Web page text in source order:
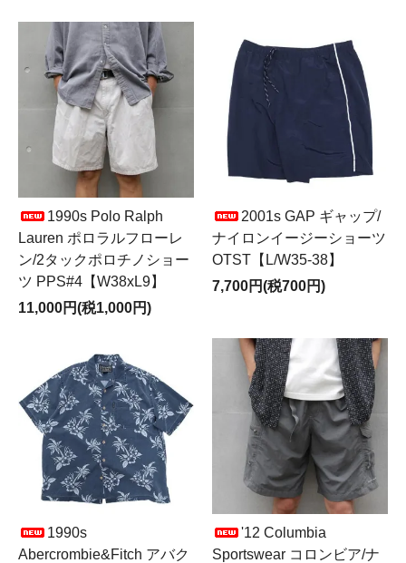
1990s Polo Ralph
Lauren ポロラルフローレ
ン/2タックポロチノショー
ツ PPS#4【W38xL9】
11,000円(税1,000円)
2001s GAP ギャップ/
ナイロンイージーショーツ
OTST【L/W35-38】
7,700円(税700円)
1990s
Abercrombie&Fitch アバク
'12 Columbia
Sportswear コロンビア/ナ